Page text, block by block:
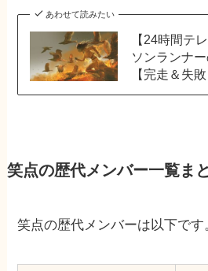
あわせて読みたい
【24時間テ
ソンランナ
【完走＆失敗
笑点の歴代メンバー一覧ま
笑点の歴代メンバーは以下です